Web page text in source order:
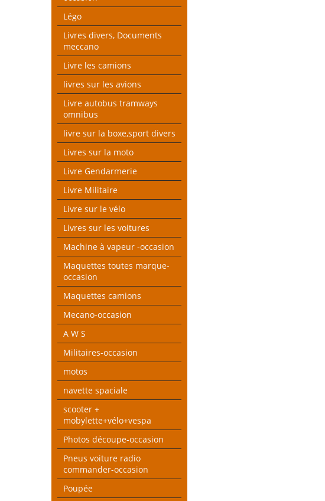
Légo
Livres divers, Documents
meccano
Livre les camions
livres sur les avions
Livre autobus tramways
omnibus
livre sur la boxe,sport divers
Livres sur la moto
Livre Gendarmerie
Livre Militaire
Livre sur le vélo
Livres sur les voitures
Machine à vapeur -occasion
Maquettes toutes marque-
occasion
Maquettes camions
Mecano-occasion
A W S
Militaires-occasion
motos
navette spaciale
scooter +
mobylette+vélo+vespa
Photos découpe-occasion
Pneus voiture radio
commander-occasion
Poupée